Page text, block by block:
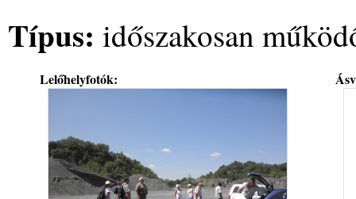
Típus: időszakosan
Lelőhelyfotók: